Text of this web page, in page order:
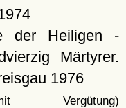
der Heiligen -
Märtyrer.
1976
Vergütung)